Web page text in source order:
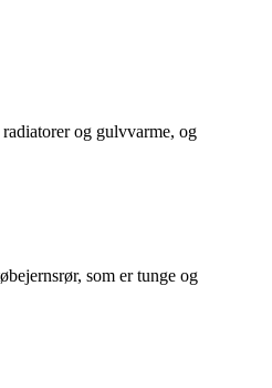
og gulvvarme, og
som er tunge og